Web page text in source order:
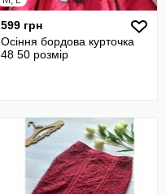
599 грн
Осіння бордова курточка
48 50 розмір